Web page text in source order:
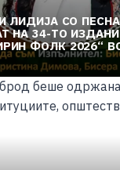
ЛИДИЈА СО
НА 34-ТО
ФОЛК 2026“